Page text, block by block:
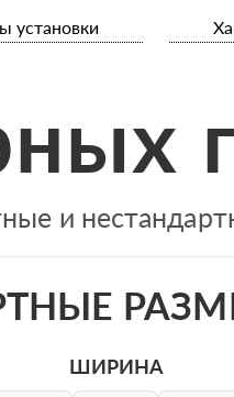
установки
и
ШИРИНА